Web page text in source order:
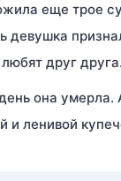
еще трое
девушка
друг друга.
она умерла.
и ленивой